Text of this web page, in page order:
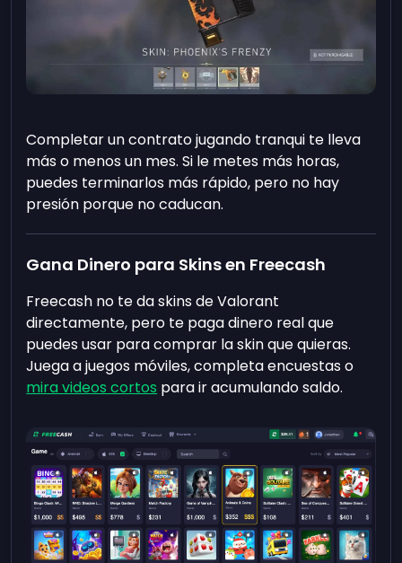
Completar un contrato jugando tranqui te lleva
más o menos un mes. Si le metes más horas,
puedes terminarlos más rápido, pero no hay
presión porque no caducan.
Gana Dinero para Skins en Freecash
Freecash no te da skins de Valorant
directamente, pero te paga dinero real que
puedes usar para comprar la skin que quieras.
Juega a juegos móviles, completa encuestas o
mira videos cortos para ir acumulando saldo.